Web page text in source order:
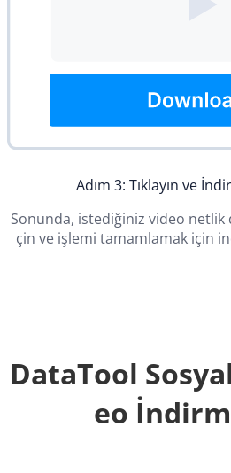
Adım 3: Tıklayın ve
Sonunda, istediğiniz video netlik
çin ve işlemi tamamlamak için
DataTool
eo